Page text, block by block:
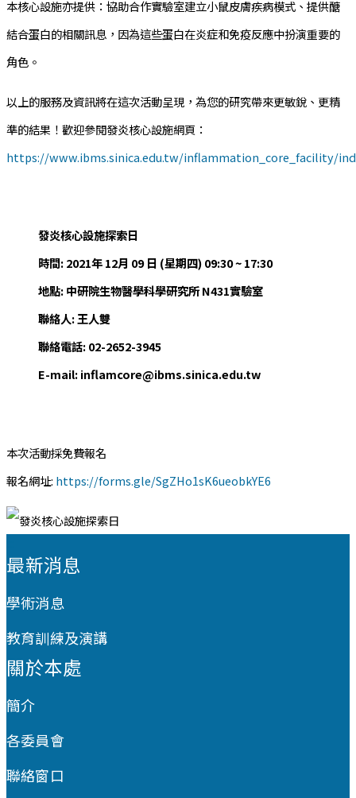
本核心設施亦提供：協助合作實驗室建立小鼠皮膚疾病模式、提供醣
結合蛋白的相關訊息，因為這些蛋白在炎症和免疫反應中扮演重要的
角色。
以上的服務及資訊將在這次活動呈現，為您的研究帶來更敏銳、更精
準的結果！歡迎參閱發炎核心設施網頁：
https://www.ibms.sinica.edu.tw/inflammation_core_facility/
發炎核心設施探索日
時間: 2021年 12月 09 日 (星期四) 09:30 ~ 17:30
地點: 中研院生物醫學科學研究所 N431實驗室
聯絡人: 王人雙
聯絡電話: 02-2652-3945
E-mail: inflamcore@ibms.sinica.edu.tw
本次活動採免費報名
報名網址: https://forms.gle/SgZHo1sK6ueobkYE6
最新消息
學術消息
教育訓練及演講
關於本處
簡介
各委員會
聯絡窗口